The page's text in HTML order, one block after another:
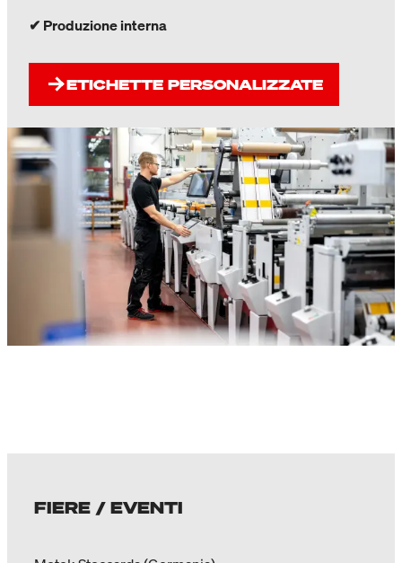
✔ Produzione interna
ETICHETTE PERSONALIZZATE
FIERE / EVENTI